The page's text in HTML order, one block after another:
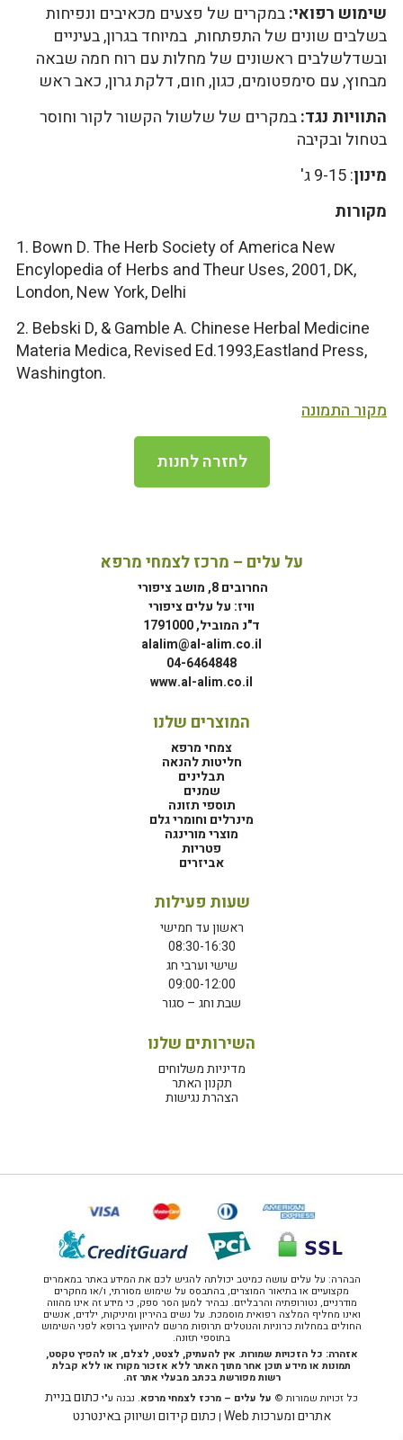
שימוש רפואי:במקרים של פצעים מכאיבים ונפיחות
בשלבים שונים של התפתחות, במיוחד בגרון, בעיניים
ובשדלשלבים ראשונים של מחלות עם רוח חמה שבאה
מבחוץ, עם סימפטומים, כגון, חום, דלקת גרון, כאב ראש
התוויות נגד:במקרים של שלשול הקשור לקור וחוסר
בטחול ובקיבה
מינון: 9-15 ג'
מקורות
1. Bown D. The Herb Society of America New
Encylopedia of Herbs and Theur Uses, 2001, DK,
London, New York, Delhi
2. Bebski D, & Gamble A. Chinese Herbal Medicine
Materia Medica, Revised Ed.1993,Eastland Press,
Washington.
מקור התמונה
לחזרה לחנות
על עלים – מרכז לצמחי מרפא
החרובים 8, מושב ציפורי
וויז: על עלים ציפורי
ד"נ המוביל, 1791000
alalim@al-alim.co.il
04-6464848
www.al-alim.co.il
המוצרים שלנו
צמחי מרפא
חליטות להנאה
תבלינים
שמנים
תוספי תזונה
מינרלים וחומרי גלם
מוצרי מורינגה
פטריות
אביזרים
שעות פעילות
ראשון עד חמישי
08:30-16:30
שישי וערבי חג
09:00-12:00
שבת וחג – סגור
השירותים שלנו
מדיניות משלוחים
תקנון האתר
הצהרת נגישות
הבהרה: על עלים עושה כמיטב יכולתה להגיש לכם את המידע באתר במאמרים
מקצועיים או בתיאור המוצרים, בהתבסס על שימוש מסורתי, ו/או מחקרים
מודרניים, נטורופתיה והרבליזם. נבהיר למען הסר ספק, כי מידע זה אינו מהווה
ואינו מחליף המלצה רפואית מוסמכת. על נשים בהיריון ומיניקות, ילדים, אנשים
החולים במחלות כרוניות והנוטלים תרופות מרשם להיוועץ ברופא לפני השימוש
בתוספי תזונה.
אזהרה: כל הזכויות שמורות. אין להעתיק, לצטט, לצלם, או להפיץ טקסט,
תמונות או מידע תוכן אחר מתוך האתר ללא אזכור מקורו או ללא קבלת
רשות מפורשת בכתב מבעלי אתר זה.
כל זכויות שמורות © על עלים – מרכז לצמחי מרפא. נבנה ע"יכתום בניית
אתרים ומערכות Web
| כתום קידום ושיווק באינטרנט